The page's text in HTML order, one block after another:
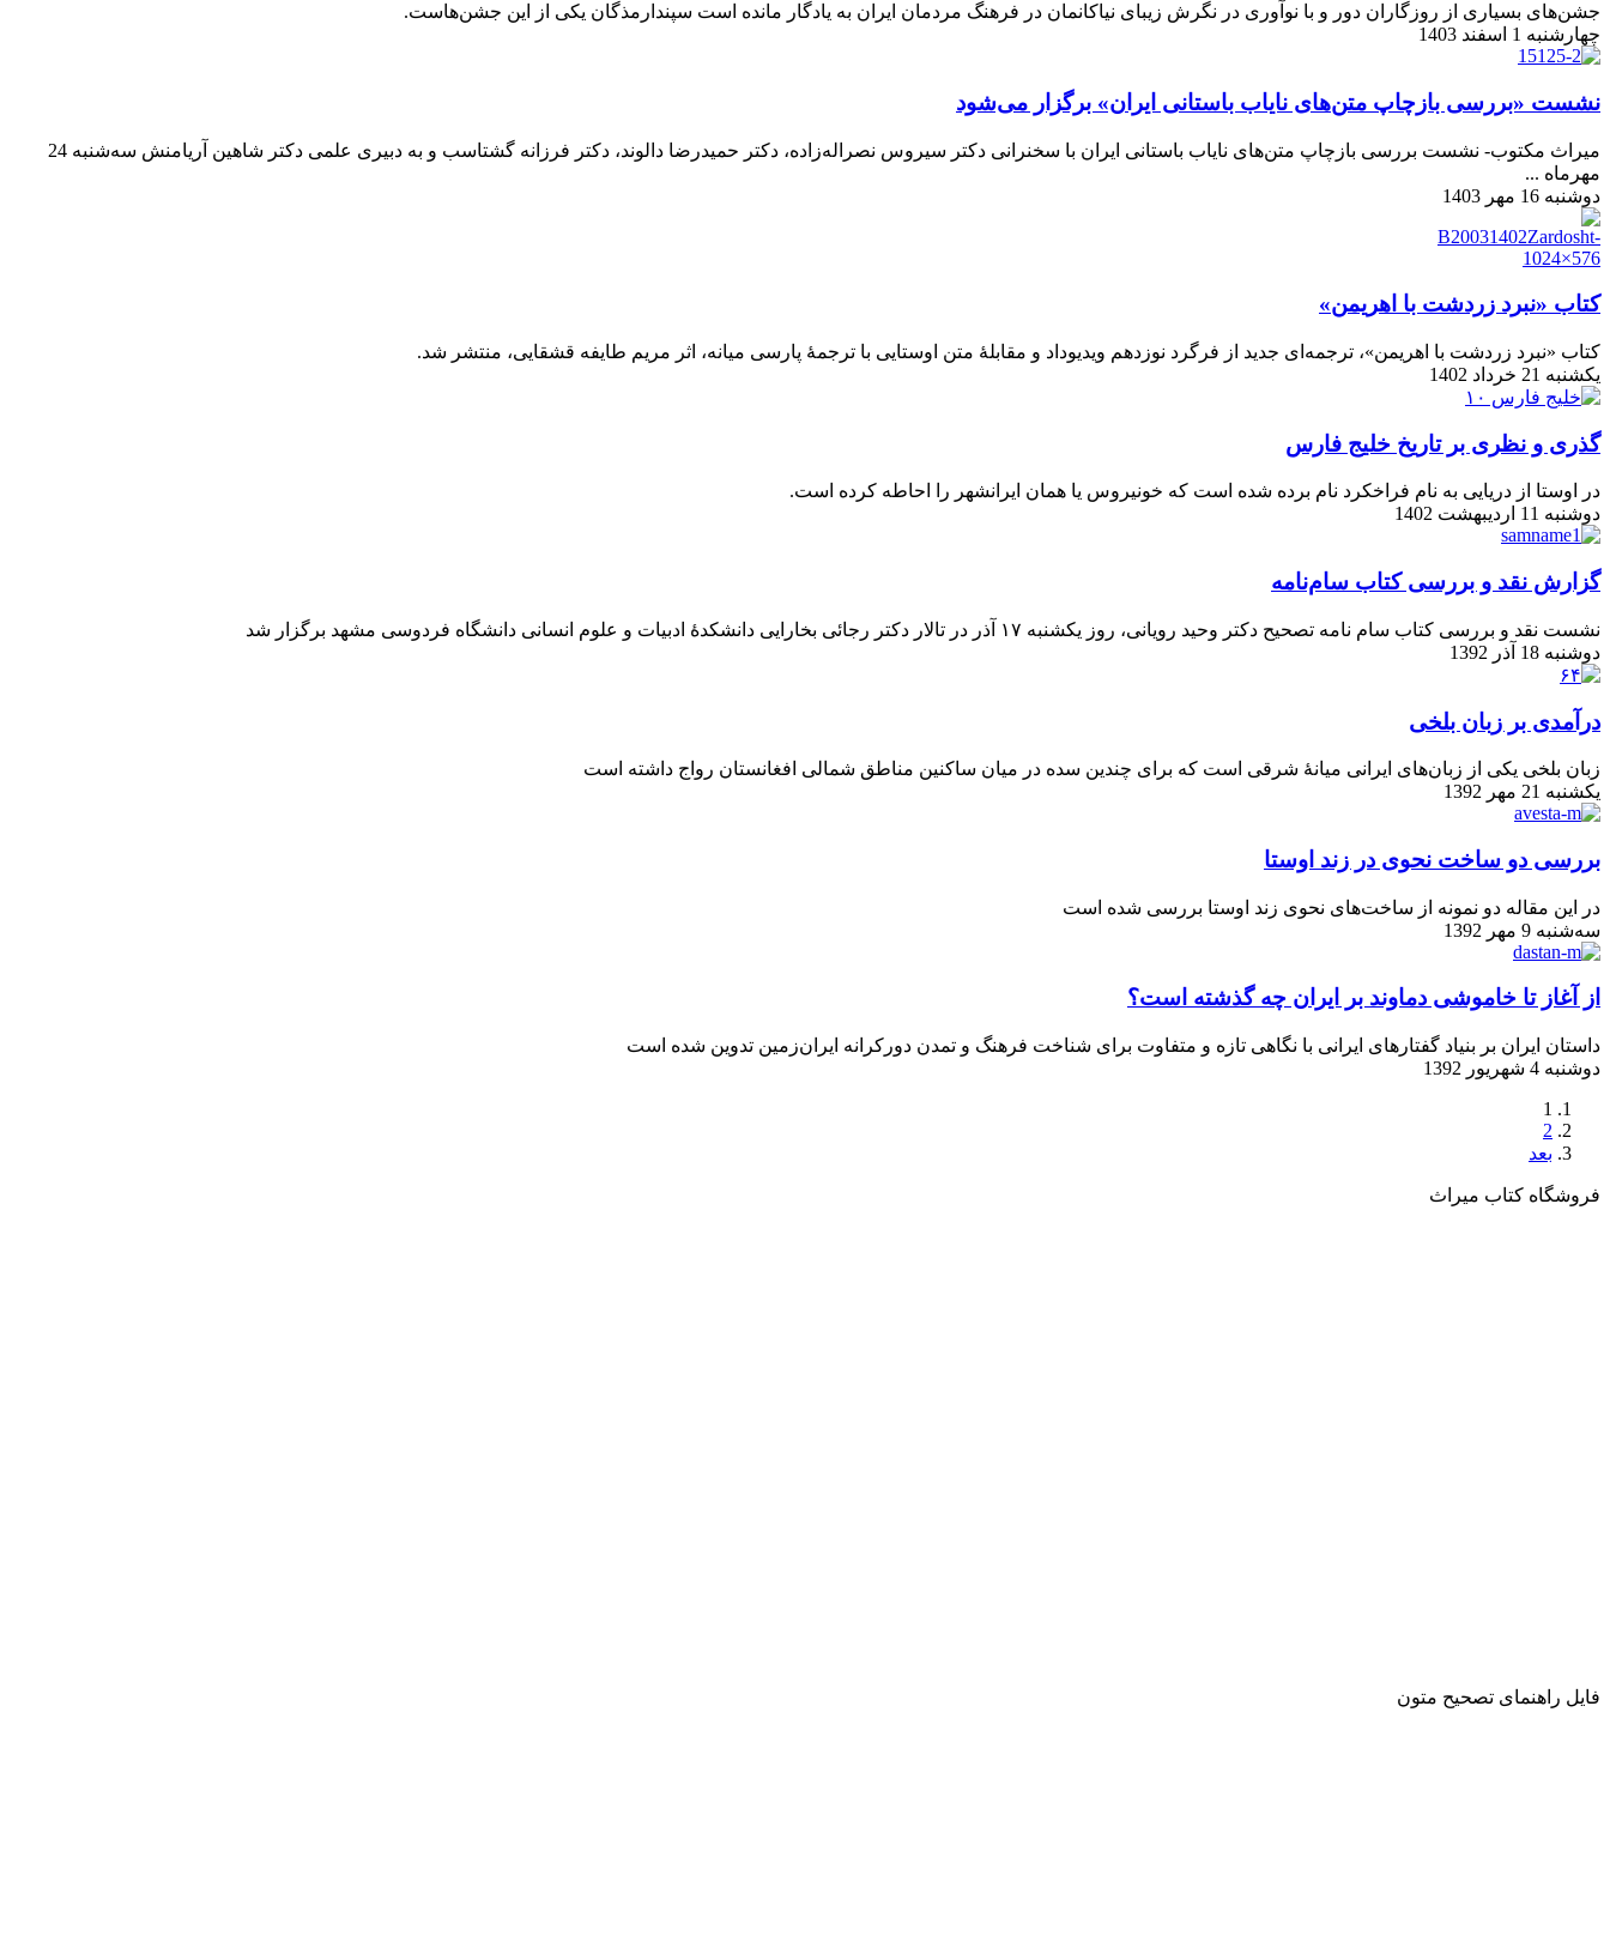
جشن‌های بسیاری از روزگاران دور و با نوآوری در نگرش زیبای نیاکانمان در فرهنگ مردمان ایران به یادگار مانده است سپندارمذگان یکی از این جشن‌هاست.
چهارشنبه 1 اسفند 1403
نشست «بررسی بازچاپ متن‌های نایاب باستانی ایران» برگزار می‌شود
میراث مکتوب- نشست بررسی بازچاپ متن‌های نایاب باستانی ایران با سخنرانی دکتر سیروس نصراله‌زاده، دکتر حمیدرضا دالوند، دکتر فرزانه گشتاسب و به دبیری علمی دکتر شاهین آریامنش سه‌شنبه 24
مهرماه ...
دوشنبه 16 مهر 1403
کتاب «نبرد زردشت با اهریمن»
کتاب «نبرد زردشت با اهریمن»، ترجمه‌ای جدید از فرگرد نوزدهم ویدیوداد و مقابلۀ متن اوستایی با ترجمۀ پارسی میانه، اثر مریم طایفه قشقایی، منتشر شد.
یکشنبه 21 خرداد 1402
گذری و نظری بر تاریخ خلیج فارس
در اوستا از دریایی به نام فراخکرد نام برده شده است که خونیروس یا همان ایرانشهر را احاطه کرده است.
دوشنبه 11 اردیبهشت 1402
گزارش نقد و بررسی کتاب سام‌نامه
نشست نقد و بررسی کتاب سام ‌نامه تصحیح دکتر وحید رویانی، روز یکشنبه ۱۷ آذر در تالار دکتر رجائی بخارایی دانشکدۀ ادبیات و علوم انسانی دانشگاه فردوسی مشهد برگزار شد
دوشنبه 18 آذر 1392
درآمدی بر زبان بلخی
زبان بلخی یکی از زبان‌های ایرانی میانهٔ شرقی است که برای چندین سده در میان ساکنین مناطق شمالی افغانستان رواج داشته است
یکشنبه 21 مهر 1392
بررسی دو ساخت نحوی در زند اوستا
در این مقاله دو نمونه از ساخت‌های نحوی زند اوستا بررسی شده است
سه‌شنبه 9 مهر 1392
از آغاز تا خاموشی دماوند بر ایران چه گذشته است؟
داستان ایران بر بنیاد گفتارهای ایرانی با نگاهی تازه و متفاوت برای شناخت فرهنگ و تمدن دورکرانه‌ ایران‌زمین تدوین شده است
دوشنبه 4 شهریور 1392
1
2
بعد
فروشگاه کتاب میراث
فایل راهنمای تصحیح متون